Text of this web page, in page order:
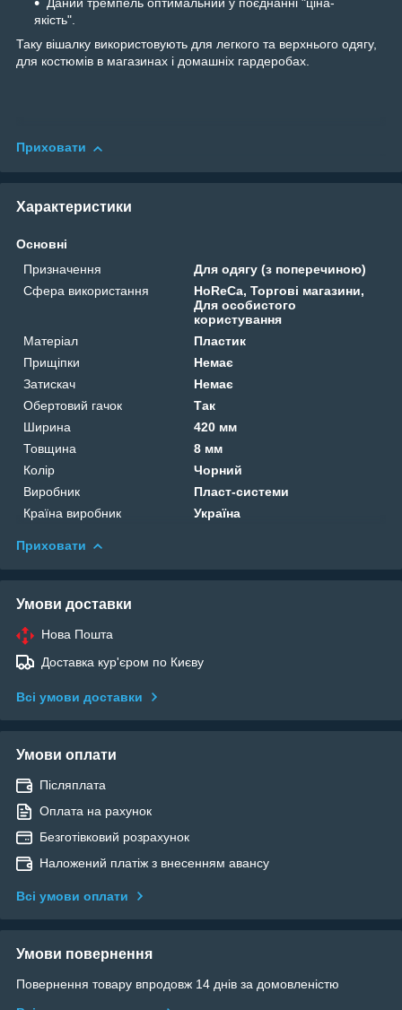
Даний тремпель оптимальний у поєднанні "ціна-
якість".
Таку вішалку використовують для легкого та верхнього одягу,
для костюмів в магазинах і домашніх гардеробах.
Приховати
Характеристики
Основні
Призначення
Для одягу (з поперечиною)
Сфера використання
HoReCa, Торгові магазини,
Для особистого
користування
Матеріал
Пластик
Прищіпки
Немає
Затискач
Немає
Обертовий гачок
Так
Ширина
420 мм
Товщина
8 мм
Колір
Чорний
Виробник
Пласт-системи
Країна виробник
Україна
Приховати
Умови доставки
Нова Пошта
Доставка кур'єром по Києву
Всі умови доставки
Умови оплати
Післяплата
Оплата на рахунок
Безготівковий розрахунок
Наложений платіж з внесенням авансу
Всі умови оплати
Умови повернення
Повернення товару впродовж 14 днів за домовленістю